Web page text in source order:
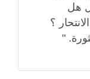
هل
؟
"